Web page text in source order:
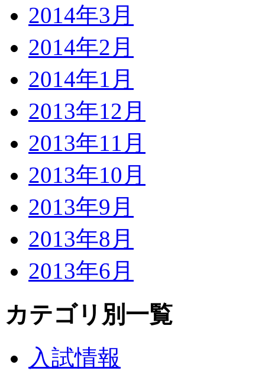
2014年3月
2014年2月
2014年1月
2013年12月
2013年11月
2013年10月
2013年9月
2013年8月
2013年6月
カテゴリ別一覧
入試情報